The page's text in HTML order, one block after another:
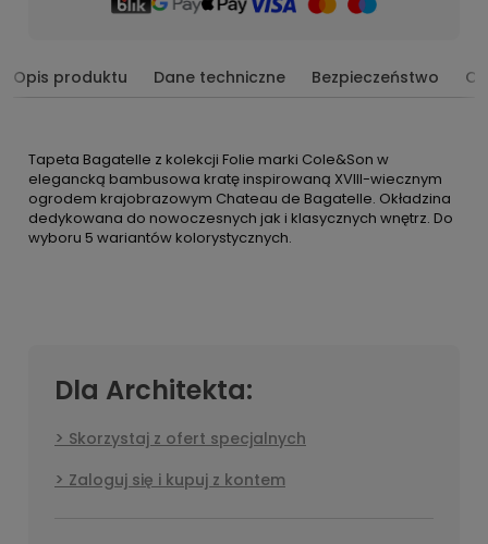
Opis produktu Dane techniczne Bezpieczeństwo
Tapeta Bagatelle z kolekcji Folie marki Cole&Son w
elegancką bambusowa kratę inspirowaną XVIII-wiecznym
ogrodem krajobrazowym Chateau de Bagatelle. Okładzina
dedykowana do nowoczesnych jak i klasycznych wnętrz. Do
wyboru 5 wariantów kolorystycznych.
Dla Architekta:
Skorzystaj z ofert specjalnych
Zaloguj się i kupuj z kontem